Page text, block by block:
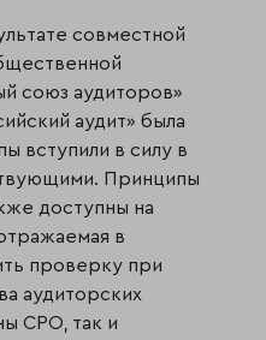
совместной
союз аудиторов»
аудит» была
вступили в силу в
Принципы
доступны на
в
проверку при
аудиторских
СРО, так и